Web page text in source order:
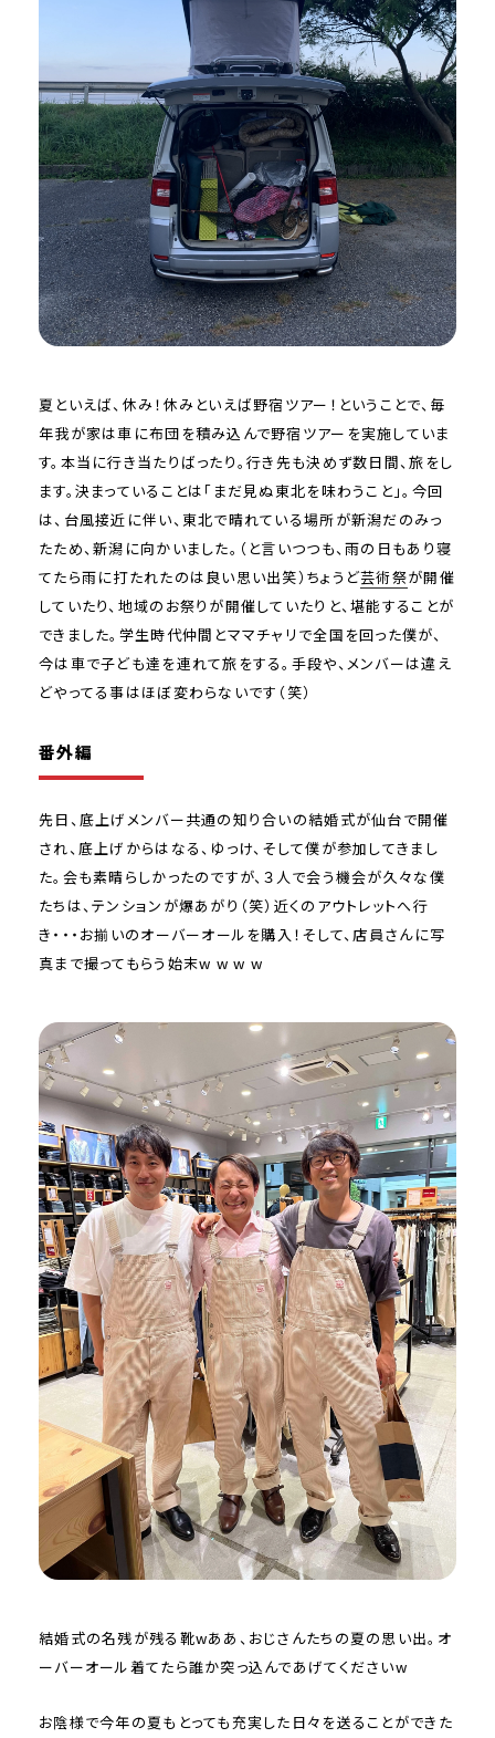
夏といえば、休み！休みといえば野宿ツアー！ということで、毎
年我が家は車に布団を積み込んで野宿ツアーを実施していま
す。本当に行き当たりばったり。行き先も決めず数日間、旅をし
ます。決まっていることは「まだ見ぬ東北を味わうこと」。今回
は、台風接近に伴い、東北で晴れている場所が新潟だのみっ
たため、新潟に向かいました。（と言いつつも、雨の日もあり寝
てたら雨に打たれたのは良い思い出笑）ちょうど芸術祭が開催
していたり、地域のお祭りが開催していたりと、堪能することが
できました。学生時代仲間とママチャリで全国を回った僕が、
今は車で子ども達を連れて旅をする。手段や、メンバーは違え
どやってる事はほぼ変わらないです（笑）
番外編
先日、底上げメンバー共通の知り合いの結婚式が仙台で開催
され、底上げからはなる、ゆっけ、そして僕が参加してきまし
た。会も素晴らしかったのですが、３人で会う機会が久々な僕
たちは、テンションが爆あがり（笑）近くのアウトレットへ行
き・・・お揃いのオーバーオールを購入！そして、店員さんに写
真まで撮ってもらう始末w w w w
結婚式の名残が残る靴wああ、おじさんたちの夏の思い出。オ
ーバーオール着てたら誰か突っ込んであげてくださいw
お陰様で今年の夏もとっても充実した日々を送ることができた